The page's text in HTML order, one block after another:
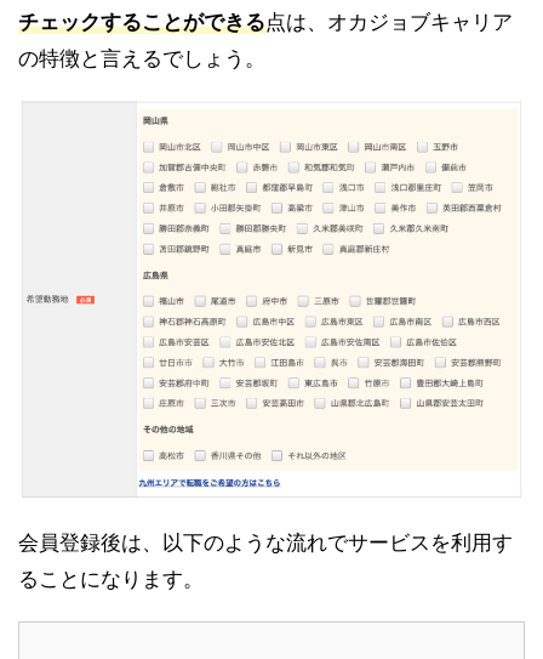
チェックすることができる点は、オカジョブキャリア
の特徴と言えるでしょう。
会員登録後は、以下のような流れでサービスを利用す
ることになります。